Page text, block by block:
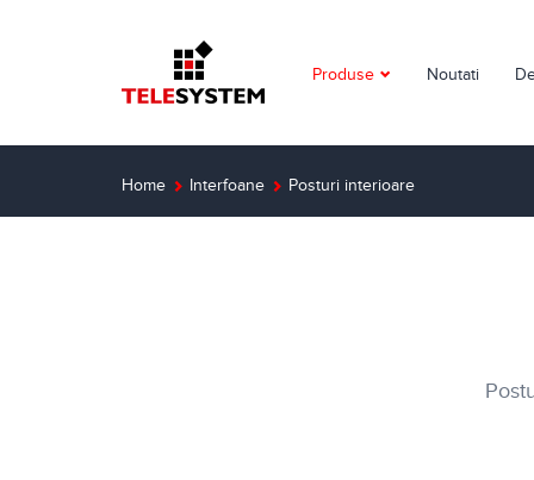
Produse
Detectie incendiu
Noutati
Home Interfoane Posturi interioare